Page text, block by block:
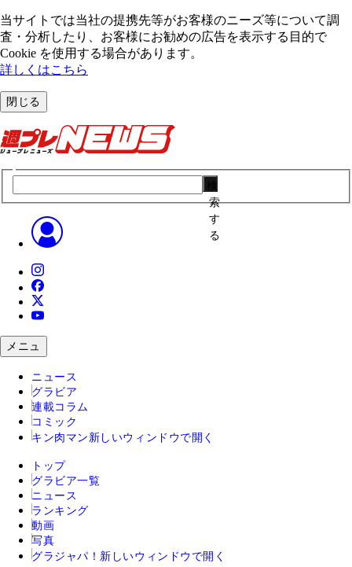
当サイトでは当社の提携先等がお客様のニーズ等について調
査・分析したり、お客様にお勧めの広告を表⽰する⽬的で
Cookie を使⽤する場合があります。
詳しくはこちら
閉じる
索
す
る
メニュ
ニュース
グラビア
連載コラム
コミック
キン肉マン 新しいウィンドウで開く
トップ
グラビア一覧
ニュース
ランキング
動画
写真
グラジャパ！ 新しいウィンドウで開く